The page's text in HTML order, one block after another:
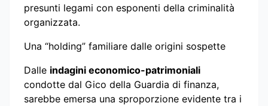
presunti legami con esponenti della criminalità
organizzata.
Una “holding” familiare dalle origini sospette
Dalle indagini economico-patrimoniali
condotte dal Gico della Guardia di finanza,
sarebbe emersa una sproporzione evidente tra i